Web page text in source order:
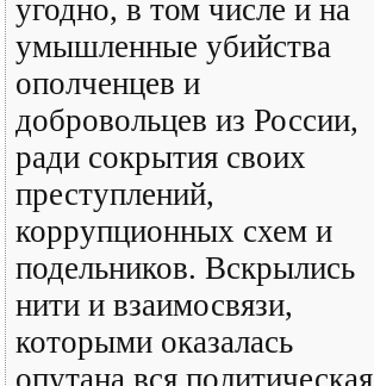
угодно, в том числе и на
умышленные убийства
ополченцев и
добровольцев из России,
ради сокрытия своих
преступлений,
коррупционных схем и
подельников. Вскрылись
нити и взаимосвязи,
которыми оказалась
опутана вся политическая